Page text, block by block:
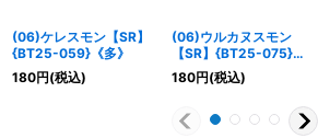
(06)ケレスモン【SR】
{BT25-059}《多》
180円(税込)
(06)ウルカヌスモン
【SR】{BT25-075}
《多》
180円(税込)